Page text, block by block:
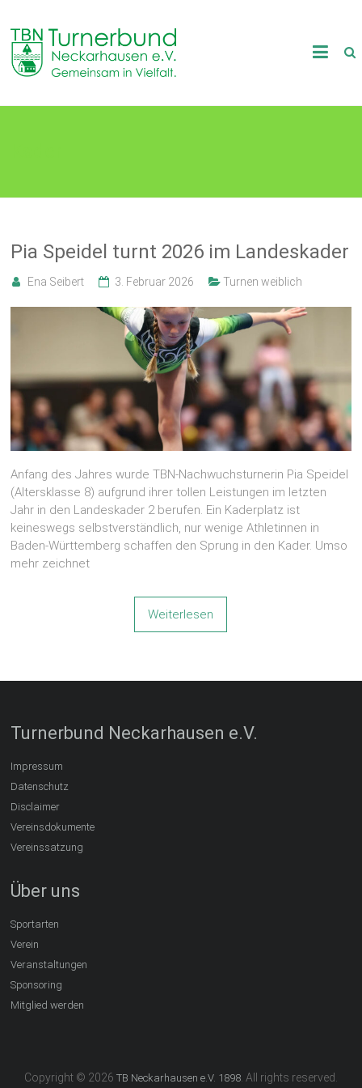
content
TB
Neckarhausen
in
Pia Speidel turnt 2026 im Landeskader
Ena Seibert 3. Februar 2026 Turnen weiblich
Anfang des Jahres wurde TBN-Nachwuchsturnerin Pia Speidel
(Altersklasse 8) aufgrund ihrer tollen Leistungen im letzten
Jahr in den Landeskader 2 berufen. Ein Kaderplatz ist
keineswegs selbstverständlich, nur wenige Athletinnen in
Baden-Württemberg schaffen den Sprung in den Kader. Umso
mehr zeichnet
Weiterlesen
Turnerbund Neckarhausen e.V.
Impressum
Datenschutz
Disclaimer
Vereinsdokumente
Vereinssatzung
Über uns
Sportarten
Verein
Veranstaltungen
Sponsoring
Mitglied werden
Copyright © 2026 TB Neckarhausen e.V. 1898. All rights reserved.